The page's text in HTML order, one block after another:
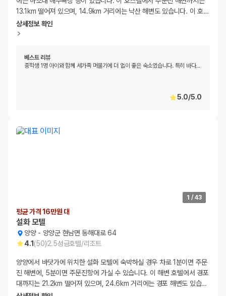
13.1km 떨어져 있으며, 14.9km 거리에는 낙산 해변도 있습니다. 이 호…
상세정보 확인
베스트 리뷰
중학생 1명 아이와 함께 세가족 머물기에 더 없이 좋은 숙소였습니다. 특히 바다…
5.0/5.0
1 / 43
평균 가격 16만원 대
설화 모텔
양양- 양양군 현남면 동해대로 64
4.1 (50)2.5성급호텔/리조트
양양에서 바닷가에 위치한 설화 모텔에 숙박하실 경우 차로 1분이면 주문
진 해변에, 5분이면 주문진항에 가실 수 있습니다. 이 해변 호텔에서 경포
대까지는 21.2km 떨어져 있으며, 24.6km 거리에는 경포 해변도 있습…